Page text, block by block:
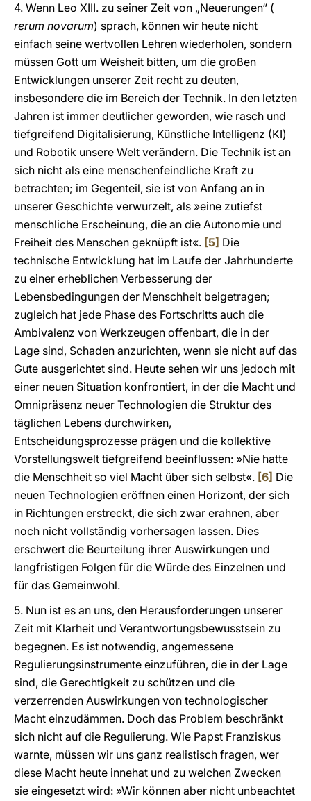
4. Wenn Leo XIII. zu seiner Zeit von „Neuerungen“ (
rerum novarum) sprach, können wir heute nicht
einfach seine wertvollen Lehren wiederholen, sondern
müssen Gott um Weisheit bitten, um die großen
Entwicklungen unserer Zeit recht zu deuten,
insbesondere die im Bereich der Technik. In den letzten
Jahren ist immer deutlicher geworden, wie rasch und
tiefgreifend Digitalisierung, Künstliche Intelligenz (KI)
und Robotik unsere Welt verändern. Die Technik ist an
sich nicht als eine menschenfeindliche Kraft zu
betrachten; im Gegenteil, sie ist von Anfang an in
unserer Geschichte verwurzelt, als »eine zutiefst
menschliche Erscheinung, die an die Autonomie und
Freiheit des Menschen geknüpft ist«. [5] Die
technische Entwicklung hat im Laufe der Jahrhunderte
zu einer erheblichen Verbesserung der
Lebensbedingungen der Menschheit beigetragen;
zugleich hat jede Phase des Fortschritts auch die
Ambivalenz von Werkzeugen offenbart, die in der
Lage sind, Schaden anzurichten, wenn sie nicht auf das
Gute ausgerichtet sind. Heute sehen wir uns jedoch mit
einer neuen Situation konfrontiert, in der die Macht und
Omnipräsenz neuer Technologien die Struktur des
täglichen Lebens durchwirken,
Entscheidungsprozesse prägen und die kollektive
Vorstellungswelt tiefgreifend beeinflussen: »Nie hatte
die Menschheit so viel Macht über sich selbst«. [6] Die
neuen Technologien eröffnen einen Horizont, der sich
in Richtungen erstreckt, die sich zwar erahnen, aber
noch nicht vollständig vorhersagen lassen. Dies
erschwert die Beurteilung ihrer Auswirkungen und
langfristigen Folgen für die Würde des Einzelnen und
für das Gemeinwohl.
5. Nun ist es an uns, den Herausforderungen unserer
Zeit mit Klarheit und Verantwortungsbewusstsein zu
begegnen. Es ist notwendig, angemessene
Regulierungsinstrumente einzuführen, die in der Lage
sind, die Gerechtigkeit zu schützen und die
verzerrenden Auswirkungen von technologischer
Macht einzudämmen. Doch das Problem beschränkt
sich nicht auf die Regulierung. Wie Papst Franziskus
warnte, müssen wir uns ganz realistisch fragen, wer
diese Macht heute innehat und zu welchen Zwecken
sie eingesetzt wird: »Wir können aber nicht unbeachtet